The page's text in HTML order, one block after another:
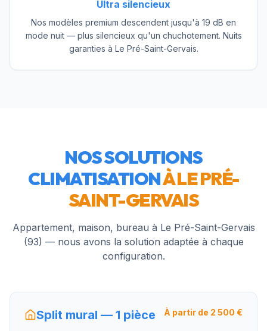
Ultra silencieux
Nos modèles premium descendent jusqu'à 19 dB en
mode nuit — plus silencieux qu'un chuchotement. Nuits
garanties à Le Pré-Saint-Gervais.
NOS SOLUTIONS
CLIMATISATIONÀLE PRÉ-
SAINT-GERVAIS
Appartement, maison, bureau à Le Pré-Saint-Gervais
(93) — nous avons la solution adaptée à chaque
configuration.
Split mural — 1 pièce À partir de 2 500 €